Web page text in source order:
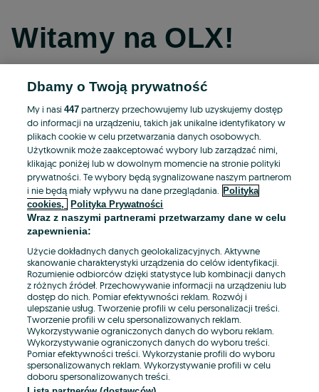
Witamy na OLX!
Kontynuuj przez Facebooka
Kontynuuj przez konto Apple
Kontynuuj przez konto Google
LUB
E-mail
Hasło
Dbamy o Twoją prywatność
My i nasi447 partnerzy przechowujemy lub uzyskujemy dostęp
do informacji na urządzeniu, takich jak unikalne identyfikatory w
plikach cookie w celu przetwarzania danych osobowych.
Użytkownik może zaakceptować wybory lub zarządzać nimi,
klikając poniżej lub w dowolnym momencie na stronie polityki
prywatności. Te wybory będą sygnalizowane naszym partnerom
i nie będą miały wpływu na dane przeglądania.
Polityka
cookies,
Polityka Prywatności
Wraz z naszymi partnerami przetwarzamy dane w celu
zapewnienia:
Użycie dokładnych danych geolokalizacyjnych. Aktywne
skanowanie charakterystyki urządzenia do celów identyfikacji.
Rozumienie odbiorców dzięki statystyce lub kombinacji danych
z różnych źródeł. Przechowywanie informacji na urządzeniu lub
dostęp do nich. Pomiar efektywności reklam. Rozwój i
ulepszanie usług. Tworzenie profili w celu personalizacji treści.
Tworzenie profili w celu spersonalizowanych reklam.
Wykorzystywanie ograniczonych danych do wyboru reklam.
Wykorzystywanie ograniczonych danych do wyboru treści.
Pomiar efektywności treści. Wykorzystanie profili do wyboru
spersonalizowanych reklam. Wykorzystywanie profili w celu
doboru spersonalizowanych treści.